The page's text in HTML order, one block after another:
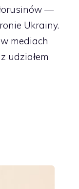
—
Ukrainy.
mediach
udziałem